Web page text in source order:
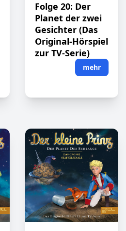
Folge 20: Der
Planet der zwei
Gesichter (Das
Original-Hörspiel
zur TV-Serie)
mehr